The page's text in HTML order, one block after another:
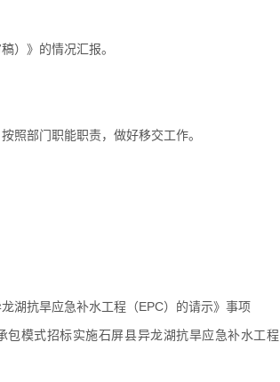
）》的情况汇报。
照部门职能职责，做好移交工作。
湖抗旱应急补水工程（EPC）的请示》事项
模式招标实施石屏县异龙湖抗旱应急补水工程